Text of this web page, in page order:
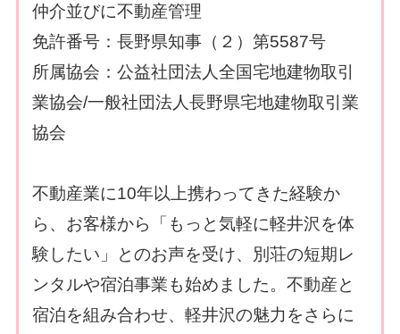
仲介並びに不動産管理
免許番号：長野県知事（２）第5587号
所属協会：公益社団法人全国宅地建物取引
業協会/一般社団法人長野県宅地建物取引業
協会
不動産業に10年以上携わってきた経験か
ら、お客様から「もっと気軽に軽井沢を体
験したい」とのお声を受け、別荘の短期レ
ンタルや宿泊事業も始めました。不動産と
宿泊を組み合わせ、軽井沢の魅力をさらに